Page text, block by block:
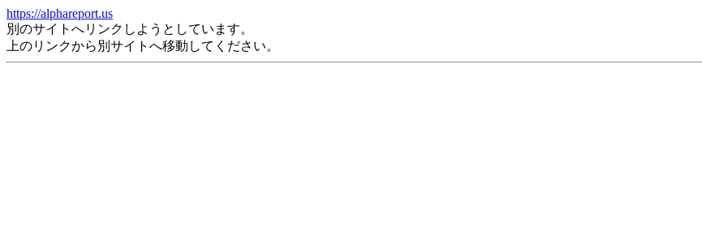
https://alphareport.us
別のサイトへリンクしようとしています。
上のリンクから別サイトへ移動してください。